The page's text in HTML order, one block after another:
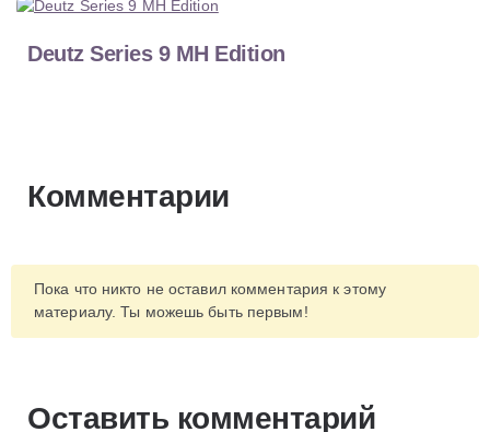
Deutz Series 9 MH Edition
Комментарии
Пока что никто не оставил комментария к этому
материалу. Ты можешь быть первым!
Оставить комментарий